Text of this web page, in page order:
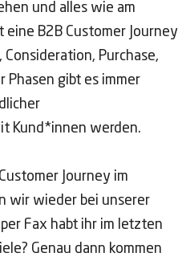
und alles wie am
B2B Customer Journey
Purchase,
Phasen gibt es immer
Kund*innen werden.
Journey im
wir wieder bei unserer
Fax habt ihr im letzten
Genau dann kommen